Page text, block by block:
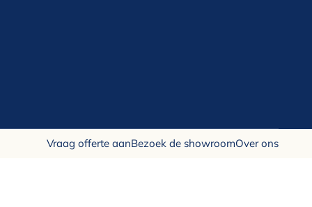
Vraag offerte aanBezoek de showroomOver ons